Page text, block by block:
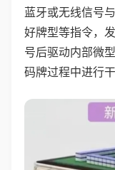
蓝牙或无线信号
好牌型等指令，
号后驱动内部微
码牌过程中进行